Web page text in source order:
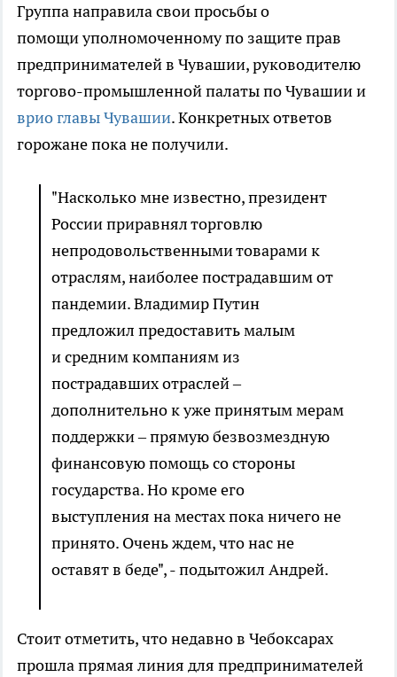
Группа направила свои просьбы о
помощи уполномоченному по защите прав
предпринимателей в Чувашии, руководителю
торгово-промышленной палаты по Чувашии и
врио главы Чувашии. Конкретных ответов
горожане пока не получили.
"Насколько мне известно, президент
России приравнял торговлю
непродовольственными товарами к
отраслям, наиболее пострадавшим от
пандемии. Владимир Путин
предложил предоставить малым
и средним компаниям из
пострадавших отраслей –
дополнительно к уже принятым мерам
поддержки – прямую безвозмездную
финансовую помощь со стороны
государства. Но кроме его
выступления на местах пока ничего не
принято. Очень ждем, что нас не
оставят в беде", - подытожил Андрей.
Стоит отметить, что недавно в Чебоксарах
прошла прямая линия для предпринимателей